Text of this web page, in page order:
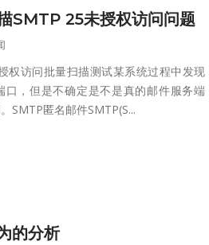
SMTP 25未授权访问问题
权访问批量扫描测试某系统过程中发现
，但是不确定是不是真的邮件服务端
SMTP匿名邮件SMTP(S...
的分析